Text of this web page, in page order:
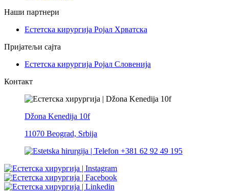
Наши партнери
Естетска кирургија Ројал Хрватска
Пријатељи сајта
Естетска кирургија Ројал Словенија
Контакт
Džona Kenedija 10f
11070 Beograd, Srbija
+381 62 92 49 195